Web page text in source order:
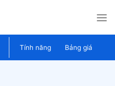
Tính năng Bảng giá